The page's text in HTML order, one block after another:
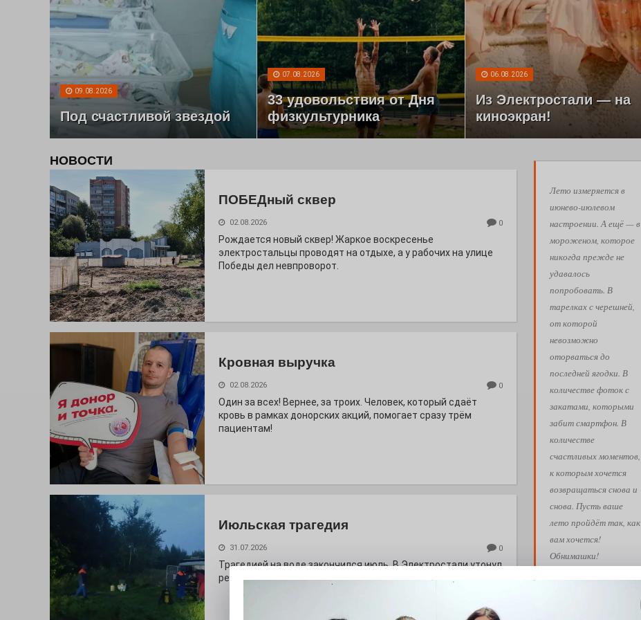
09.08.2026
Под счастливой звездой
07.08.2026
33 удовольствия от Дня
физкультурника
06.08.2026
Из Электростали — на
киноэкран!
Лето измеряется в
июнево-июлевом
настроении. А ещё — в
мороженом, которое
никогда прежде не
удавалось
попробовать. В
тарелках с черешней,
от которой
невозможно
оторваться до
последней ягодки. В
количестве фоток с
закатами, которыми
забит смартфон. В
количестве
счастливых моментов,
к которым хочется
возвращаться снова и
снова. Пусть ваше
лето пройдёт так, как
вам хочется!
Обнимашки!
Ваш Эль
НОВОСТИ
ПОБЕДный сквер
02.08.2026 0
Рождается новый сквер! Жаркое воскресенье
электростальцы проводят на отдыхе, а у рабочих на улице
Победы дел невпроворот.
Кровная выручка
02.08.2026 0
Один за всех! Вернее, за троих. Человек, который сдаёт
кровь в рамках донорских акций, помогает сразу трём
пациентам!
Июльская трагедия
31.07.2026 0
Трагедией на воде закончился июль. В Электростали утонул
ребёнок.